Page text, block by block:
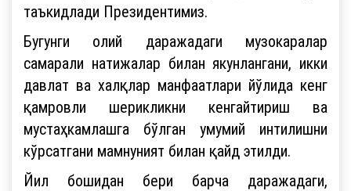
таъкидлади Президентимиз.
Бугунги олий даражадаги музокаралар
самарали натижалар билан якунлангани, икки
давлат ва халқлар манфаатлари йўлида кенг
қамровли шерикликни кенгайтириш ва
мустаҳкамлашга бўлган умумий интилишни
кўрсатгани мамнуният билан қайд этилди.
Йил бошидан бери барча даражадаги,